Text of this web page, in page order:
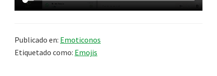
Publicado en: Emoticonos
Etiquetado como: Emojis